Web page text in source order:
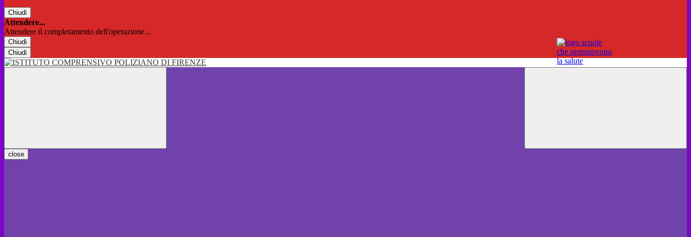
Chiudi
Attendere...
Attendere il completamento dell'operazione...
Chiudi
Chiudi
close